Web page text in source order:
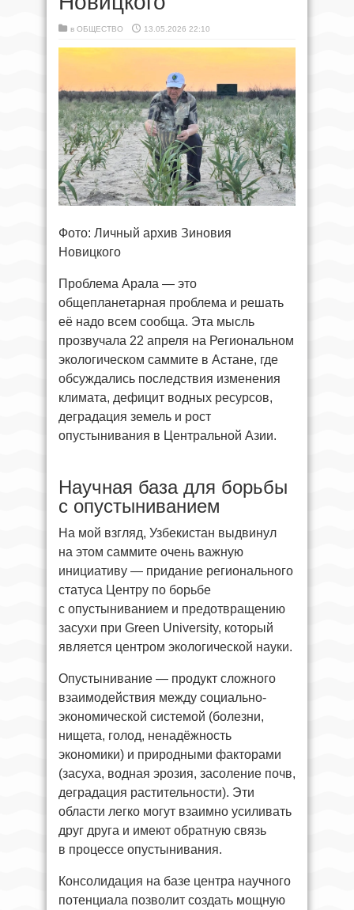
в ОБЩЕСТВО 13.05.2026 22:10
Фото: Личный архив Зиновия
Новицкого
Проблема Арала — это
общепланетарная проблема и решать
её надо всем сообща. Эта мысль
прозвучала 22 апреля на Региональном
экологическом саммите в Астане, где
обсуждались последствия изменения
климата, дефицит водных ресурсов,
деградация земель и рост
опустынивания в Центральной Азии.
Научная база для борьбы
с опустыниванием
На мой взгляд, Узбекистан выдвинул
на этом саммите очень важную
инициативу — придание регионального
статуса Центру по борьбе
с опустыниванием и предотвращению
засухи при Green University, который
является центром экологической науки.
Опустынивание — продукт сложного
взаимодействия между социально-
экономической системой (болезни,
нищета, голод, ненадёжность
экономики) и природными факторами
(засуха, водная эрозия, засоление почв,
деградация растительности). Эти
области легко могут взаимно усиливать
друг друга и имеют обратную связь
в процессе опустынивания.
Консолидация на базе центра научного
потенциала позволит создать мощную